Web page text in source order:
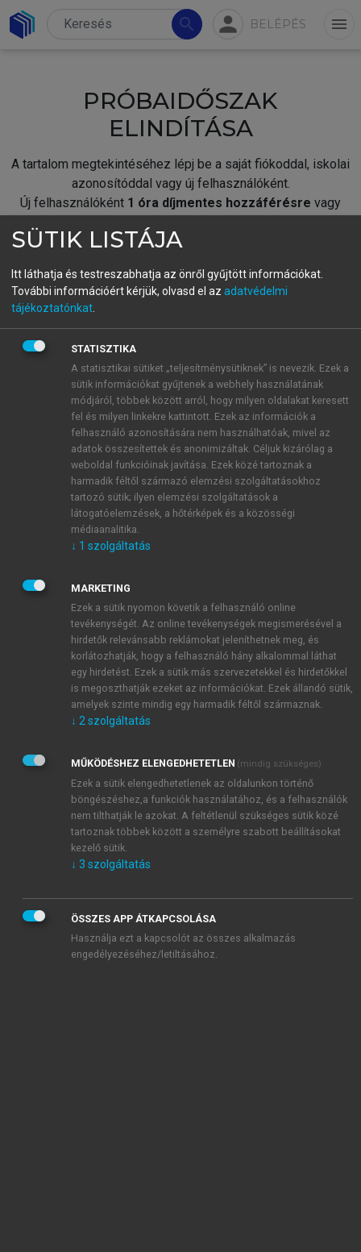
search person BELÉPÉS menu
PRÓBAIDŐSZAK
ELINDÍTÁSA
A tartalom megtekintéséhez lépj be a saját fiókoddal, iskolai
azonosítóddal vagy új felhasználóként.
Új felhasználóként 1 óra díjmentes hozzáférésre vagy
fiókoddal,vagy hozz létre új fiókot.
A regisztráció után apróbaidőszakautomatikusan
BELÉPÉS SAJÁT FIÓKKAL
ÚJ FIÓK LÉTREHOZÁSA
1 óra díjmentes hozzáférés
E-MAIL-CÍM
JELSZÓ
JELSZÓ ÚJRA
Kérek értesítést a MeRSZ újdonságairól, akcióiról.
Kérek értesítést az Akadémiai Kiadó Zrt. újdonságairól,
Adatkezelési tájékoztatóbanfoglaltakat tudomásul
veszem és elfogadom.
Általános vásárlási feltételeket, valamint a szotar.netés a
mersz.huoldalak licencszerződéseiben foglaltakat
tudomásul veszem és elfogadom.
KIPRÓBÁLOM
SÜTIK LISTÁJA
Itt láthatja és testreszabhatja az önről gyűjtött információkat.
További információért kérjük, olvasd el az adatvédelmi
tájékoztatónkat
STATISZTIKA
A statisztikai sütiket „teljesítménysütiknek” is nevezik. Ezek a
sütik információkat gyűjtenek a webhely használatának
módjáról, többek között arról, hogy milyen oldalakat keresett
fel és milyen linkekre kattintott. Ezek az információk a
felhasználó azonosítására nem használhatóak, mivel az
adatok összesítettek és anonimizáltak. Céljuk kizárólag a
weboldal funkcióinak javítása. Ezek közé tartoznak a
harmadik féltől származó elemzési szolgáltatásokhoz
tartozó sütik; ilyen elemzési szolgáltatások a
látogatóelemzések, a hőtérképek és a közösségi
médiaanalitika.
↓ 1 szolgáltatás
MARKETING
Ezek a sütik nyomon követik a felhasználó online
tevékenységét. Az online tevékenységek megismerésével a
hirdetők relevánsabb reklámokat jeleníthetnek meg, és
korlátozhatják, hogy a felhasználó hány alkalommal láthat
egy hirdetést. Ezek a sütik más szervezetekkel és hirdetőkkel
is megoszthatják ezeket az információkat. Ezek állandó sütik,
amelyek szinte mindig egy harmadik féltől származnak.
↓ 2 szolgáltatás
MŰKÖDÉSHEZ ELENGEDHETETLEN (mindig szükséges)
Ezek a sütik elengedhetetlenek az oldalunkon történő
böngészéshez,a funkciók használatához, és a felhasználók
nem tilthatják le azokat. A feltétlenül szükséges sütik közé
tartoznak többek között a személyre szabott beállításokat
kezelő sütik.
↓ 3 szolgáltatás
ÖSSZES APP ÁTKAPCSOLÁSA
Használja ezt a kapcsolót az összes alkalmazás
engedélyezéséhez/letiltásához.